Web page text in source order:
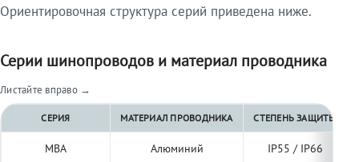
Ориентировочная структура серий приведена ниже.
Серии шинопроводов и материал проводника
Листайте вправо →
СЕРИЯ МАТЕРИАЛ ПРОВОДНИКА СТЕПЕНЬ ЗАЩИТЫ
МВА Алюминий IP55 / IP66